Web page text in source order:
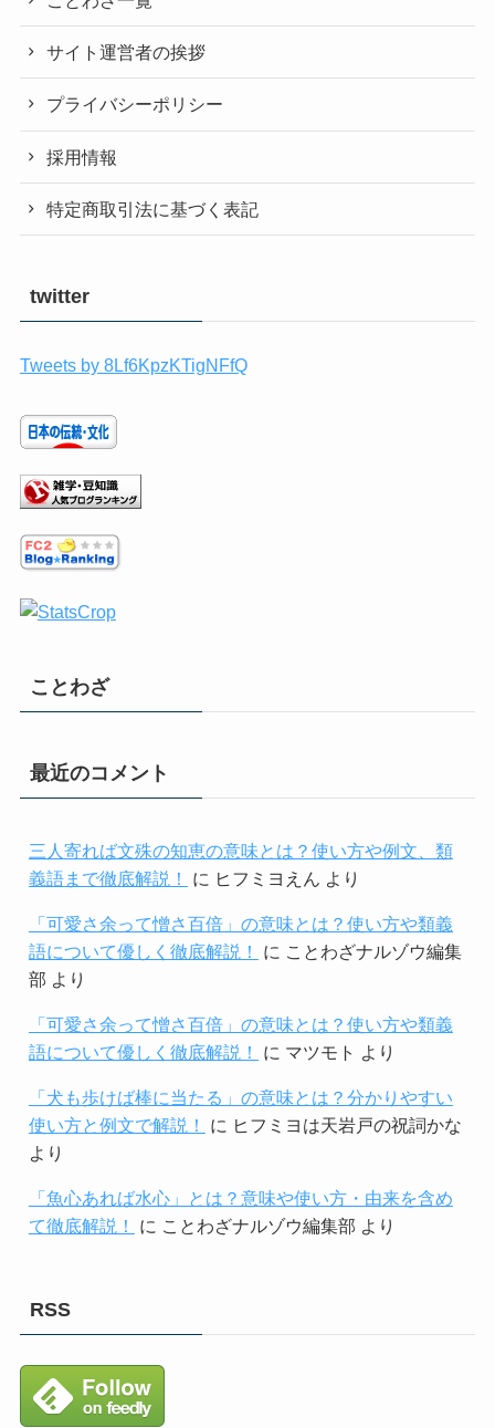
サイト運営者の挨拶
プライバシーポリシー
採用情報
特定商取引法に基づく表記
twitter
Tweets by 8Lf6KpzKTigNFfQ
ことわざ
最近のコメント
三人寄れば文殊の知恵の意味とは？使い方や例文、類
義語まで徹底解説！
に ヒフミヨえん より
「可愛さ余って憎さ百倍」の意味とは？使い方や類義
語について優しく徹底解説！
に ことわざナルゾウ編集
部 より
「可愛さ余って憎さ百倍」の意味とは？使い方や類義
語について優しく徹底解説！
に マツモト より
「犬も歩けば棒に当たる」の意味とは？分かりやすい
使い方と例文で解説！
に ヒフミヨは天岩戸の祝詞かな
より
「魚心あれば水心」とは？意味や使い方・由来を含め
て徹底解説！
に ことわざナルゾウ編集部 より
RSS